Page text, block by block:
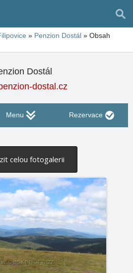
» Penzion Dostál » Obsah
Dostál
dostal.cz
Menu Rezervace
celou fotogalerii